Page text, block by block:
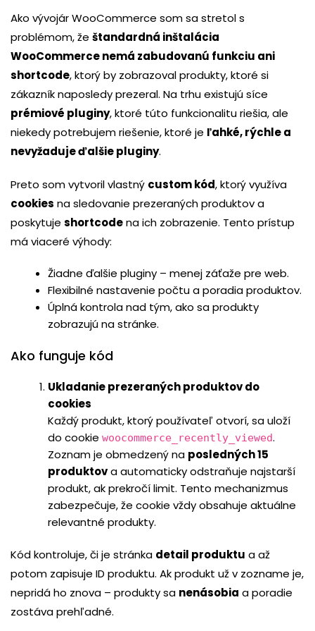
Ako vývojár WooCommerce som sa stretol s
problémom, že štandardná inštalácia
WooCommerce nemá zabudovanú funkciu ani
shortcode, ktorý by zobrazoval produkty, ktoré si
zákazník naposledy prezeral. Na trhu existujú síce
prémiové pluginy, ktoré túto funkcionalitu riešia, ale
niekedy potrebujem riešenie, ktoré je ľahké, rýchle a
nevyžaduje ďalšie pluginy.
Preto som vytvoril vlastný custom kód, ktorý využíva
cookies na sledovanie prezeraných produktov a
poskytuje shortcodena ich zobrazenie. Tento prístup
má viaceré výhody:
Žiadne ďalšie pluginy – menej záťaže pre web.
Flexibilné nastavenie počtu a poradia produktov.
Úplná kontrola nad tým, ako sa produkty
zobrazujú na stránke.
Ako funguje kód
Ukladanie prezeraných produktov do
cookies
Každý produkt, ktorý používateľ otvorí, sa uloží
do cookiewoocommerce_recently_viewed.
Zoznam je obmedzený na posledných 15
produktova automaticky odstraňuje najstarší
produkt, ak prekročí limit. Tento mechanizmus
zabezpečuje, že cookie vždy obsahuje aktuálne
relevantné produkty.
Kód kontroluje, či je stránka detail produktu a až
potom zapisuje ID produktu. Ak produkt už v zozname je,
nepridá ho znova – produkty sa nenásobia a poradie
zostáva prehľadné.